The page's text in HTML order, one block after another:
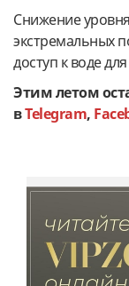
Снижение
экстремальных
доступ к воде
Этим летом
вTelegram,